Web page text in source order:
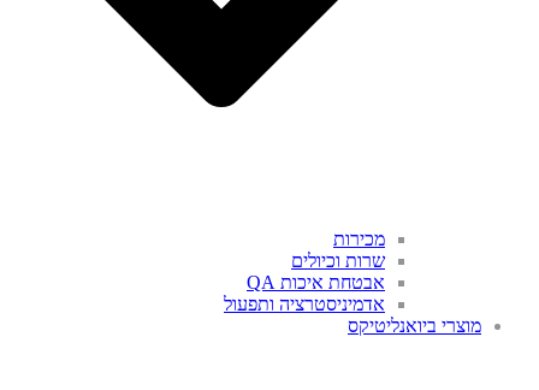
מכירות
שרות וכיולים
אבטחת איכות QA
אדמיניסטרציה ותפעול
מוצרי ביואנליטיקס